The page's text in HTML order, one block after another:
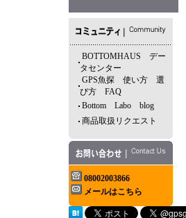
BOTTOMHAUS デー
タセンター
GPS魚探 使い方 選
び方 FAQ
Bottom Labo blog
商品取扱リクエスト
08002003866
メールはこちら